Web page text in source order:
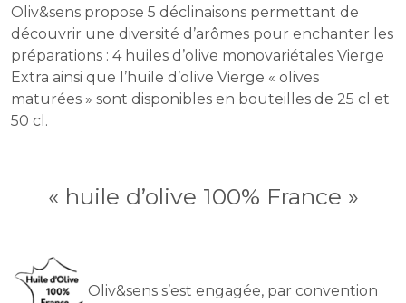
Oliv&sens propose 5 déclinaisons permettant de
découvrir une diversité d’arômes pour enchanter les
préparations : 4 huiles d’olive monovariétales Vierge
Extra ainsi que l’huile d’olive Vierge « olives
maturées » sont disponibles en bouteilles de 25 cl et
50 cl.
« huile d’olive 100% France »
Oliv&sens s’est engagée, par convention